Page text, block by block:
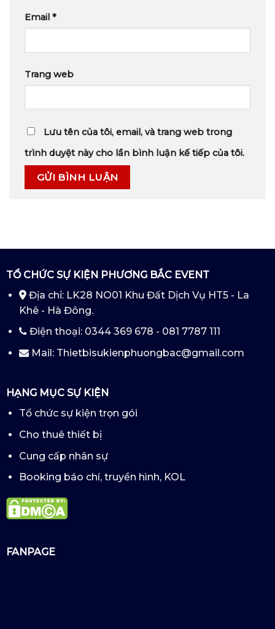
Email *
Trang web
Lưu tên của tôi, email, và trang web trong
trình duyệt này cho lần bình luận kế tiếp của tôi.
TỔ CHỨC SỰ KIỆN PHƯƠNG BẮC EVENT
Địa chỉ: LK28 NO01 Khu Đất Dịch Vụ HT5 - La
Khê - Hà Đông.
Điện thoại: 0344 369 678 - 081 7787 111
Mail: Thietbisukienphuongbac@gmail.com
HẠNG MỤC SỰ KIỆN
Tổ chức sự kiện trọn gói
Cho thuê thiết bị
Cung cấp nhân sự
Booking báo chí, truyền hình, KOL
FANPAGE